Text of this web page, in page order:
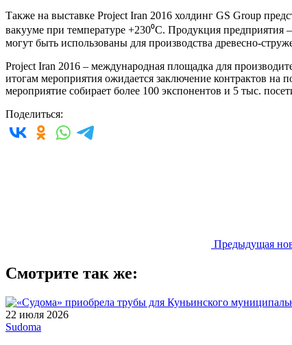
Также на выставке Project Iran 2016 холдинг GS Group
вакууме при температуре +230⁰С. Продукция предприятия
могут быть использованы для производства древесно-
Project Iran 2016 – международная площадка для
итогам мероприятия ожидается заключение контрактов на
мероприятие собирает более 100 экспонентов и 5 тыс.
Поделиться:
Предыдущая
Смотрите так же:
22 июля 2026
Sudoma